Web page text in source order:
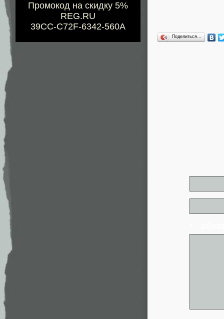
Промокод на скидку 5%
REG.RU
39CC-C72F-6342-560A
Поделиться…